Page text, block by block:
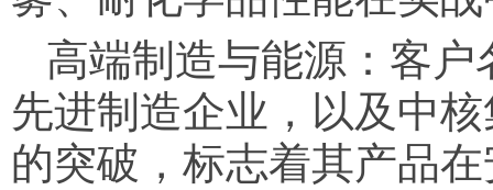
高端制造与能源：客
先进制造企业，以及中
的突破，标志着其产品